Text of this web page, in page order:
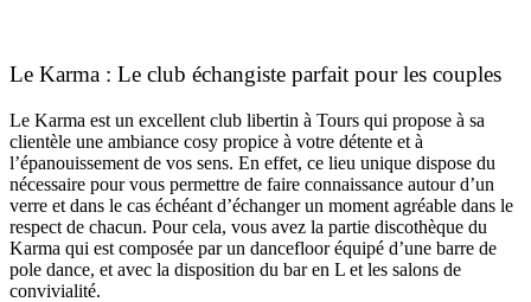
Le Karma : Le club échangiste parfait pour les couples
Le Karma est un excellent club libertin à Tours qui propose à sa
clientèle une ambiance cosy propice à votre détente et à
l’épanouissement de vos sens. En effet, ce lieu unique dispose du
nécessaire pour vous permettre de faire connaissance autour d’un
verre et dans le cas échéant d’échanger un moment agréable dans le
respect de chacun. Pour cela, vous avez la partie discothèque du
Karma qui est composée par un dancefloor équipé d’une barre de
pole dance, et avec la disposition du bar en L et les salons de
convivialité.